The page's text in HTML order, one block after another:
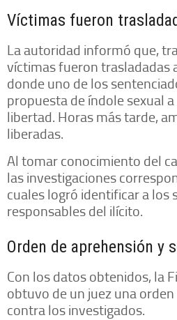
Víctimas fueron
La autoridad informó que,
víctimas fueron trasladadas
donde uno de los
propuesta de índole sexual
libertad. Horas más tarde,
liberadas.
Al tomar conocimiento del
las investigaciones
cuales logró identificar a los
responsables del ilícito.
Orden de aprehensión y
Con los datos obtenidos, la
obtuvo de un juez una
contra los investigados.